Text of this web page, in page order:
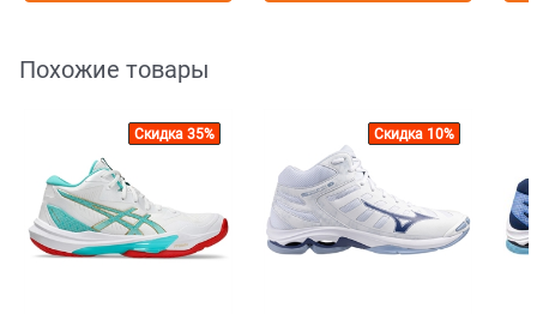
Похожие товары
Скидка 35% Скидка 10%